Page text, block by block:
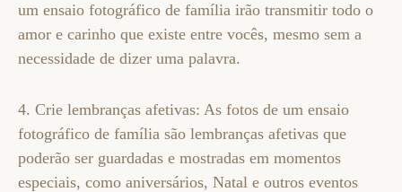
um ensaio fotográfico de família irão transmitir todo o
amor e carinho que existe entre vocês, mesmo sem a
necessidade de dizer uma palavra.
4. Crie lembranças afetivas: As fotos de um ensaio
fotográfico de família são lembranças afetivas que
poderão ser guardadas e mostradas em momentos
especiais, como aniversários, Natal e outros eventos